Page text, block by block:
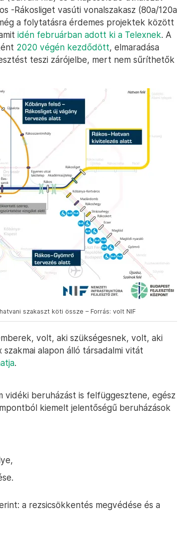
-Rákosliget vasúti vonalszakasz (80a/120a
a folytatásra érdemes projektek között
idén februárban adott ki a Telexnek. A
2020 végén kezdődött, elmaradása
teszi zárójelbe, mert nem sűríthetők
szakaszt köti össze – Forrás: volt NIF
volt, aki szükségesnek, volt, aki
alapon álló társadalmi vitát
.
beruházást is felfüggesztene, egész
kiemelt jelentőségű beruházások
a rezsicsökkentés megvédése és a